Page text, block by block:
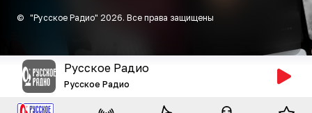
© "Русское Радио" 2026. Все права защищены
Русское Радио
Русское Радио